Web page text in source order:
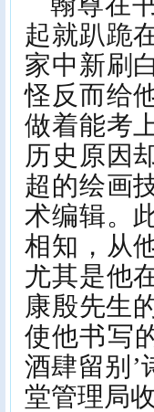
起就趴跪
家中新刷
怪反而给
做着能考
历史原因
超的绘画
术编辑。
相知，从
尤其是他
康殷先生
使他书写
酒肆留别’
堂管理局